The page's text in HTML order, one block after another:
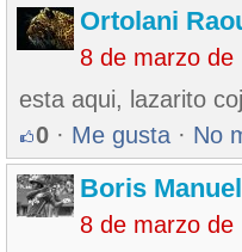
Ortolani
8 de marzo de
esta aqui, lazarito
0 · Me gusta · No
Boris
8 de marzo de